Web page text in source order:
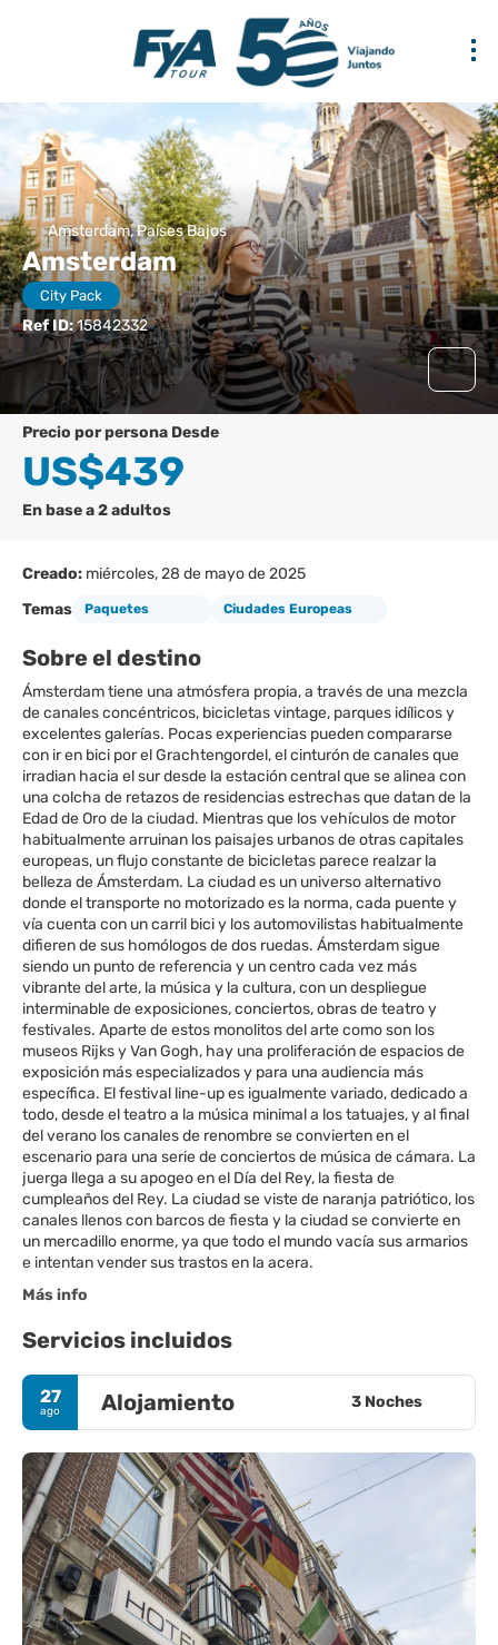
Amsterdam, Países Bajos
Amsterdam
City Pack
Ref ID:15842332
precio por persona Desde
US$439
En base a 2 adultos
Creado: miércoles, 28 de mayo de 2025
Temas
Paquetes Ciudades Europeas
Sobre el destino
Ámsterdam tiene una atmósfera propia, a través de una mezcla
de canales concéntricos, bicicletas vintage, parques idílicos y
excelentes galerías. Pocas experiencias pueden compararse
con ir en bici por el Grachtengordel, el cinturón de canales que
irradian hacia el sur desde la estación central que se alinea con
una colcha de retazos de residencias estrechas que datan de la
Edad de Oro de la ciudad. Mientras que los vehículos de motor
habitualmente arruinan los paisajes urbanos de otras capitales
europeas, un flujo constante de bicicletas parece realzar la
belleza de Ámsterdam. La ciudad es un universo alternativo
donde el transporte no motorizado es la norma, cada puente y
vía cuenta con un carril bici y los automovilistas habitualmente
difieren de sus homólogos de dos ruedas. Ámsterdam sigue
siendo un punto de referencia y un centro cada vez más
vibrante del arte, la música y la cultura, con un despliegue
interminable de exposiciones, conciertos, obras de teatro y
festivales. Aparte de estos monolitos del arte como son los
museos Rijks y Van Gogh, hay una proliferación de espacios de
exposición más especializados y para una audiencia más
específica. El festival line-up es igualmente variado, dedicado a
todo, desde el teatro a la música minimal a los tatuajes, y al final
del verano los canales de renombre se convierten en el
escenario para una serie de conciertos de música de cámara. La
juerga llega a su apogeo en el Día del Rey, la fiesta de
cumpleaños del Rey. La ciudad se viste de naranja patriótico, los
canales llenos con barcos de fiesta y la ciudad se convierte en
un mercadillo enorme, ya que todo el mundo vacía sus armarios
e intentan vender sus trastos en la acera.
Más info
Servicios incluidos
27
ago Alojamiento 3 Noches